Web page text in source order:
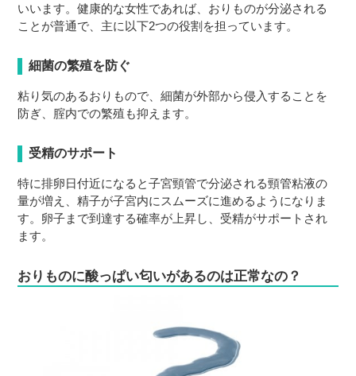
いいます。健康的な女性であれば、おりものが分泌される
ことが普通で、主に以下2つの役割を担っています。
細菌の繁殖を防ぐ
粘り気のあるおりもので、細菌が外部から侵入することを
防ぎ、腟内での繁殖も抑えます。
受精のサポート
特に排卵日付近になると子宮頸管で分泌される頸管粘液の
量が増え、精子が子宮内にスムーズに進めるようになりま
す。卵子まで到達する確率が上昇し、受精がサポートされ
ます。
おりものに酸っぱい匂いがあるのは正常なの？